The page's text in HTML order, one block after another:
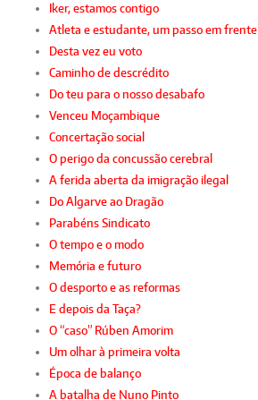
Iker, estamos contigo
Atleta e estudante, um passo em frente
Desta vez eu voto
Caminho de descrédito
Do teu para o nosso desabafo
Venceu Moçambique
Concertação social
O perigo da concussão cerebral
A ferida aberta da imigração ilegal
Do Algarve ao Dragão
Parabéns Sindicato
O tempo e o modo
Memória e futuro
O desporto e as reformas
E depois da Taça?
O “caso” Rúben Amorim
Um olhar à primeira volta
Época de balanço
A batalha de Nuno Pinto